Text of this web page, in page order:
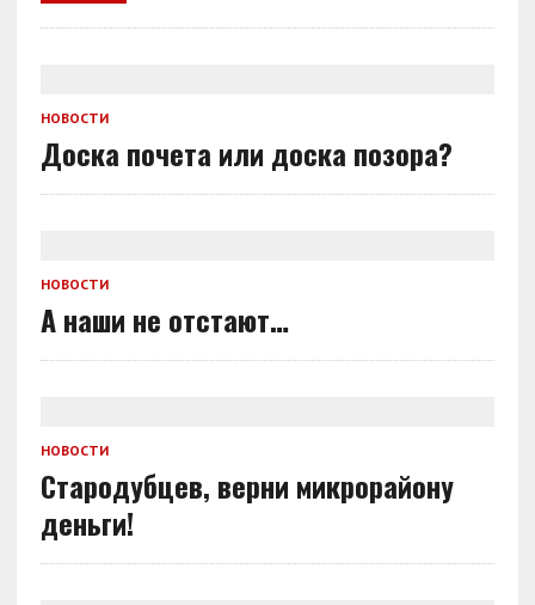
НОВОСТИ
Доска почета или доска позора?
НОВОСТИ
А наши не отстают…
НОВОСТИ
Стародубцев, верни микрорайону
деньги!